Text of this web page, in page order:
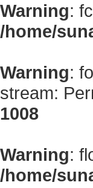
Warning:
/home/
Warning:
stream:
1008
Warning:
/home/